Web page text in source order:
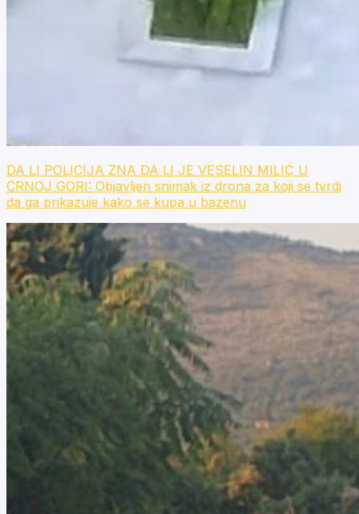
DA LI POLICIJA ZNA DA LI JE VESELIN MILIĆ U
CRNOJ GORI: Objavljen snimak iz drona za koji se tvrdi
da ga prikazuje kako se kupa u bazenu